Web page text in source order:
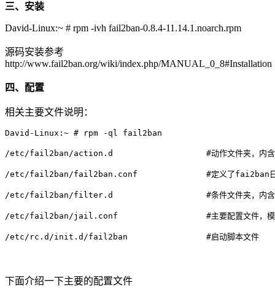
三、安装
David-Linux:~ # rpm -ivh fail2ban-0.8.4-11.14.1.noarch.rpm
源码安装参考
http://www.fail2ban.org/wiki/index.php/MANUAL_0_8#Installation
四、配置
相关主要文件说明：
David-Linux:~ # rpm -ql fail2ban
/etc/fail2ban/action.d                   #动作文件夹，内含默认
/etc/fail2ban/fail2ban.conf              #定义了fai2ban日志级
/etc/fail2ban/filter.d                   #条件文件夹，内含默认文
/etc/fail2ban/jail.conf                  #主要配置文件，模块化。
/etc/rc.d/init.d/fail2ban                #启动脚本文件
下面介绍一下主要的配置文件